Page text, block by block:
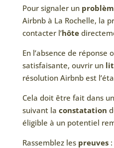
Pour signaler un
Airbnb à La Rochelle, la
contacter l’hôte
En l’absence de réponse
satisfaisante, ouvrir un
résolution Airbnb est
Cela doit être fait dans
suivant la constatation
éligible à un potentiel
Rassemblez les preuves: